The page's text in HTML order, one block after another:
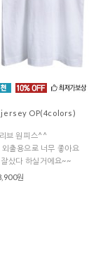
OP(4colors)
브 원피스^^
출용으로 너무 좋아요
샀다 하실거에요~~
원